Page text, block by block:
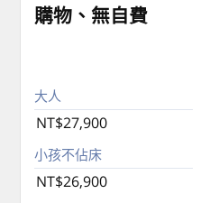
購物、無自費
大人
NT$27,900
小孩不佔床
NT$26,900